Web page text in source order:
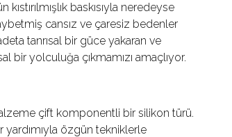
baskısıyla neredeyse
cansız ve çaresiz bedenler
tanrısal bir güce yakaran ve
bir yolculuğa çıkmamızı amaçlıyor.
çift komponentli bir silikon türü.
yardımıyla özgün tekniklerle